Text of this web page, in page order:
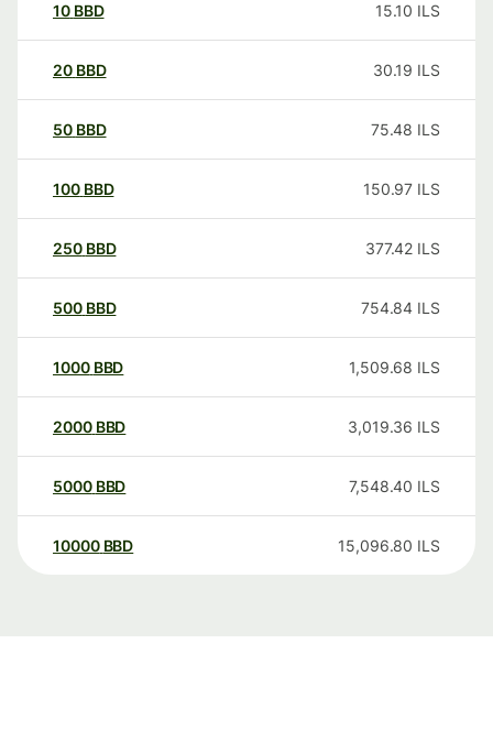
10 BBD 15.10 ILS
20 BBD 30.19 ILS
50 BBD 75.48 ILS
100 BBD 150.97 ILS
250 BBD 377.42 ILS
500 BBD 754.84 ILS
1000 BBD 1,509.68 ILS
2000 BBD 3,019.36 ILS
5000 BBD 7,548.40 ILS
10000 BBD 15,096.80 ILS